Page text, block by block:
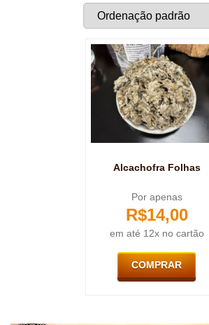
Alcachofra Folhas
Por apenas
R$14,00
em até 12x no cartão
COMPRAR